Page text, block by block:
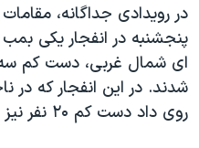
نرگس محمدی برنده جایزه
همایش محافظه‌کاران آمریکا
صفحه‌های ویژه
سفر پرزیدنت ترامپ به چین
در رویدادی جداگانه،
پنجشنبه در انفجار یکی
ای شمال غربی، دست کم
شدند. در این انفجار که در
روی داد دست کم ۲۰ نفر نیز مجروح شدند.